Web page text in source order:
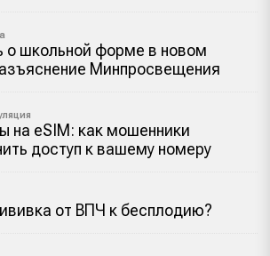
о школьной форме в новом
Минпросвещения
на eSIM: как мошенники
доступ к вашему номеру
от ВПЧ к бесплодию?